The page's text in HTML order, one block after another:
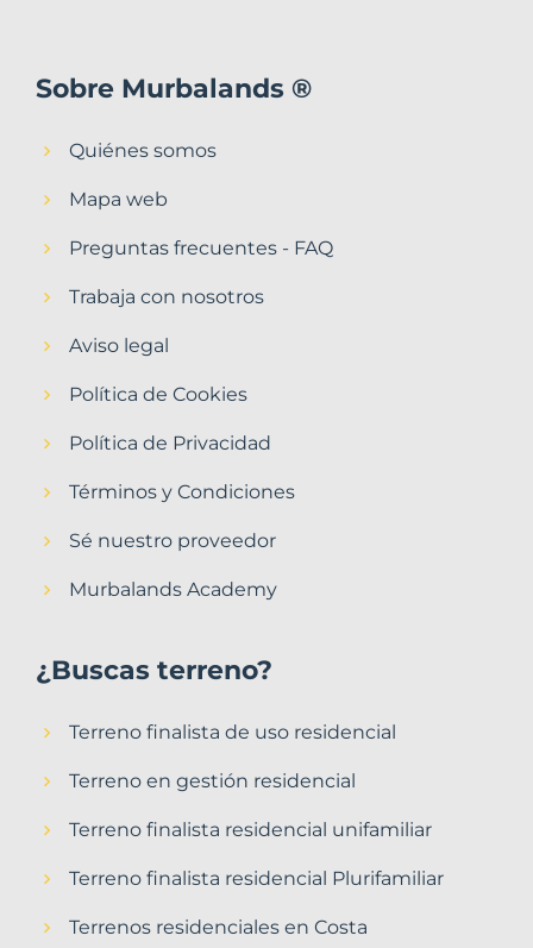
Sobre Murbalands ®
Quiénes somos
Mapa web
Preguntas frecuentes - FAQ
Trabaja con nosotros
Aviso legal
Política de Cookies
Política de Privacidad
Términos y Condiciones
Sé nuestro proveedor
Murbalands Academy
¿Buscas terreno?
Terreno finalista de uso residencial
Terreno en gestión residencial
Terreno finalista residencial unifamiliar
Terreno finalista residencial Plurifamiliar
Terrenos residenciales en Costa